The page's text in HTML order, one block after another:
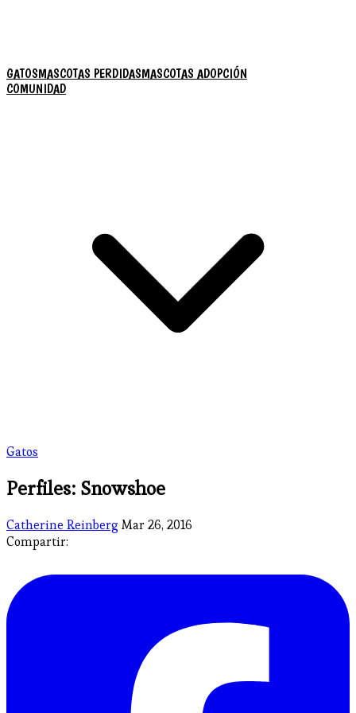
GATOSMASCOTAS PERDIDASMASCOTAS ADOPCIÓN
COMUNIDAD
Gatos
Perfiles: Snowshoe
Catherine Reinberg Mar 26, 2016
Compartir: